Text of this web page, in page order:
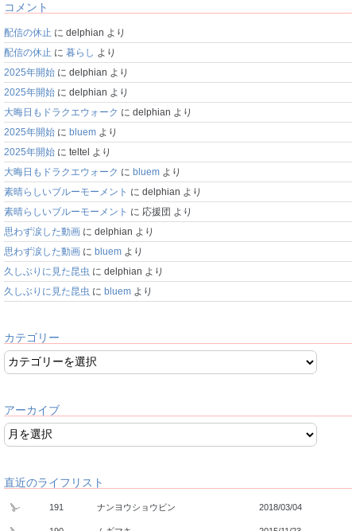
コメント
配信の休止 に delphian より
配信の休止 に 暮らし より
2025年開始 に delphian より
2025年開始 に delphian より
大晦日もドラクエウォーク に delphian より
2025年開始 に bluem より
2025年開始 に teltel より
大晦日もドラクエウォーク に bluem より
素晴らしいブルーモーメント に delphian より
素晴らしいブルーモーメント に 応援団 より
思わず涙した動画 に delphian より
思わず涙した動画 に bluem より
久しぶりに見た昆虫 に delphian より
久しぶりに見た昆虫 に bluem より
カテゴリー
アーカイブ
直近のライフリスト
191 ナンヨウショウビン 2018/03/04